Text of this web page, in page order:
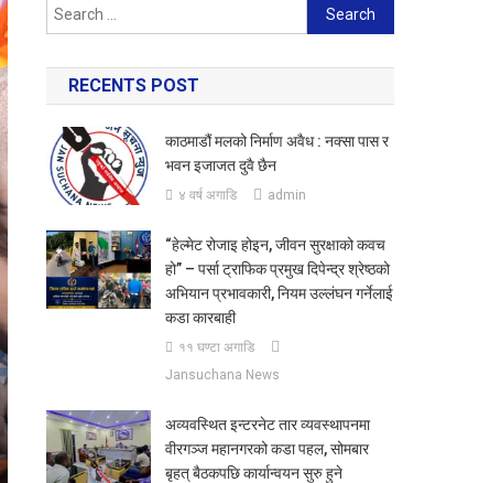
Search
for:
RECENTS POST
काठमाडौं मलको निर्माण अवैध : नक्सा पास र
भवन इजाजत दुवै छैन
४ वर्ष अगाडि admin
“हेल्मेट रोजाइ होइन, जीवन सुरक्षाको कवच
हो” – पर्सा ट्राफिक प्रमुख दिपेन्द्र श्रेष्ठको
अभियान प्रभावकारी, नियम उल्लंघन गर्नेलाई
कडा कारबाही
११ घण्टा अगाडि
Jansuchana News
अव्यवस्थित इन्टरनेट तार व्यवस्थापनमा
वीरगञ्ज महानगरको कडा पहल, सोमबार
बृहत् बैठकपछि कार्यान्वयन सुरु हुने